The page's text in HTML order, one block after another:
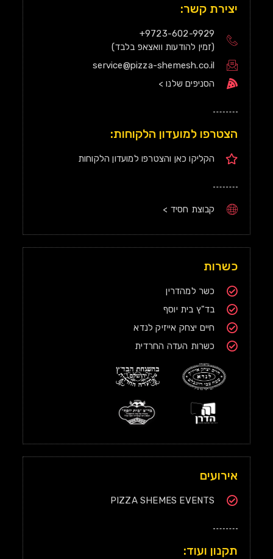
יצירת קשר:
9723-602-9929+
(זמין להודעות וואצאפ בלבד)
service@pizza-shemesh.co.il
הסניפים שלנו >
הצטרפו למועדון הלקוחות:
הקליקו כאן והצטרפו למועדון הלקוחות
קבוצת חסיד >
כשרות
כשר למהדרין
בד"ץ בית יוסף
חיים יצחק אייזיק לנדא
כשרות העדה החרדית
אירועים
PIZZA SHEMES EVENTS
תקנון ועוד: